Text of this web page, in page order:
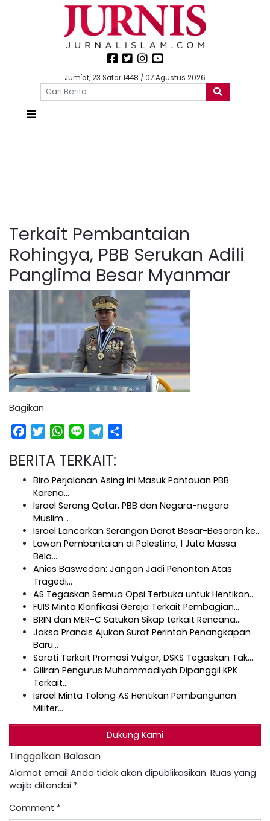
Jum'at, 23 Safar 1448 / 07 Agustus 2026
Terkait Pembantaian
Rohingya, PBB Serukan Adili
Panglima Besar Myanmar
Bagikan
Facebook
TwitterWhatsApp
Line Telegram
BERITA TERKAIT:
Biro Perjalanan Asing Ini Masuk Pantauan PBB
Karena…
Israel Serang Qatar, PBB dan Negara-negara
Muslim…
Israel Lancarkan Serangan Darat Besar-Besaran ke…
Lawan Pembantaian di Palestina, 1 Juta Massa
Bela…
Anies Baswedan: Jangan Jadi Penonton Atas
Tragedi…
AS Tegaskan Semua Opsi Terbuka untuk Hentikan…
FUIS Minta Klarifikasi Gereja Terkait Pembagian…
BRIN dan MER-C Satukan Sikap terkait Rencana…
Jaksa Prancis Ajukan Surat Perintah Penangkapan
Baru…
Soroti Terkait Promosi Vulgar, DSKS Tegaskan Tak…
Giliran Pengurus Muhammadiyah Dipanggil KPK
Terkait…
Israel Minta Tolong AS Hentikan Pembangunan
Militer…
Dukung Kami
Tinggalkan Balasan
Alamat email Anda tidak akan dipublikasikan. Ruas yang
wajib ditandai *
Comment *